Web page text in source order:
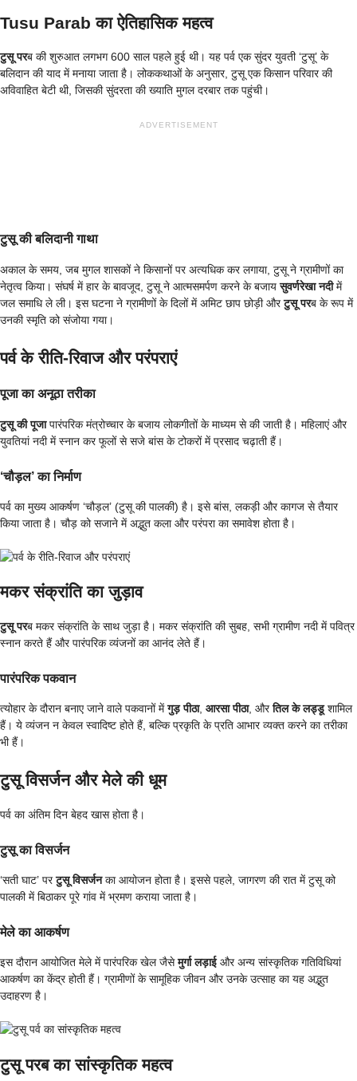
Tusu Parab का ऐतिहासिक महत्व
टुसू परब की शुरुआत लगभग 600 साल पहले हुई थी। यह पर्व एक सुंदर युवती ‘टुसू’ के
बलिदान की याद में मनाया जाता है। लोककथाओं के अनुसार, टुसू एक किसान परिवार की
अविवाहित बेटी थी, जिसकी सुंदरता की ख्याति मुगल दरबार तक पहुंची।
ADVERTISEMENT
टुसू की बलिदानी गाथा
अकाल के समय, जब मुगल शासकों ने किसानों पर अत्यधिक कर लगाया, टुसू ने ग्रामीणों का
नेतृत्व किया। संघर्ष में हार के बावजूद, टुसू ने आत्मसमर्पण करने के बजायसुवर्णरेखा नदीमें
जल समाधि ले ली। इस घटना ने ग्रामीणों के दिलों में अमिट छाप छोड़ी औरटुसू परब के रूप में
उनकी स्मृति को संजोया गया।
पर्व के रीति-रिवाज और परंपराएं
पूजा का अनूठा तरीका
टुसू की पूजापारंपरिक मंत्रोच्चार के बजाय लोकगीतों के माध्यम से की जाती है। महिलाएं और
युवतियां नदी में स्नान कर फूलों से सजे बांस के टोकरों में प्रसाद चढ़ाती हैं।
‘चौड़ल’ का निर्माण
पर्व का मुख्य आकर्षण ‘चौड़ल’ (टुसू की पालकी) है। इसे बांस, लकड़ी और कागज से तैयार
किया जाता है। चौड़ को सजाने में अद्भुत कला और परंपरा का समावेश होता है।
मकर संक्रांति का जुड़ाव
टुसू परब मकर संक्रांति के साथ जुड़ा है। मकर संक्रांति की सुबह, सभी ग्रामीण नदी में पवित्र
स्नान करते हैं और पारंपरिक व्यंजनों का आनंद लेते हैं।
पारंपरिक पकवान
त्योहार के दौरान बनाए जाने वाले पकवानों मेंगुड़ पीठा, आरसा पीठा, औरतिल के लड्डूशामिल
हैं। ये व्यंजन न केवल स्वादिष्ट होते हैं, बल्कि प्रकृति के प्रति आभार व्यक्त करने का तरीका
भी हैं।
टुसू विसर्जन और मेले की धूम
पर्व का अंतिम दिन बेहद खास होता है।
टुसू का विसर्जन
‘सती घाट’ परटुसू विसर्जनका आयोजन होता है। इससे पहले, जागरण की रात में टुसू को
पालकी में बिठाकर पूरे गांव में भ्रमण कराया जाता है।
मेले का आकर्षण
इस दौरान आयोजित मेले में पारंपरिक खेल जैसेमुर्गा लड़ाईऔर अन्य सांस्कृतिक गतिविधियां
आकर्षण का केंद्र होती हैं। ग्रामीणों के सामूहिक जीवन और उनके उत्साह का यह अद्भुत
उदाहरण है।
टुसू परब का सांस्कृतिक महत्व